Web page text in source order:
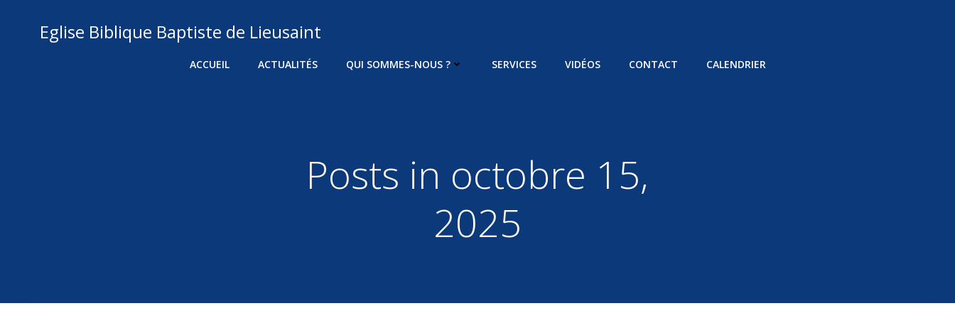
contenuEglise Biblique Baptiste de Lieusaint
ACCUEIL ACTUALITÉS QUI SOMMES-NOUS ? SERVICES VIDÉOS CONTACT CALENDRIER
Posts in octobre 15,
2025